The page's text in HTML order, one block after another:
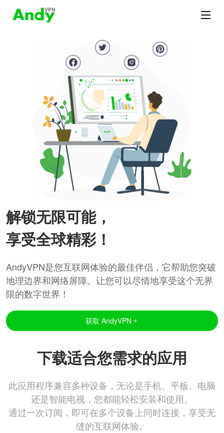
解锁无限可能，
享受全球精彩！
AndyVPN是您互联网体验的最佳伴侣，它帮助您突破
地理边界和网络屏障。让您可以尽情地享受这个无界
限的数字世界！
获取 AndyVPN
下载适合您需求的应用
此应用程序兼容多种设备，无论是手机、平板、电脑
还是智能电视，您都能轻松安装和使用。
通过一次订阅，即可在多个设备上同时连接，享受无
缝的互联网体验。